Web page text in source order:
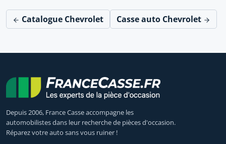
Catalogue Chevrolet Casse auto Chevrolet
Depuis 2006, France Casse accompagne les
automobilistes dans leur recherche de pièces d'occasion.
Réparez votre auto sans vous ruiner !